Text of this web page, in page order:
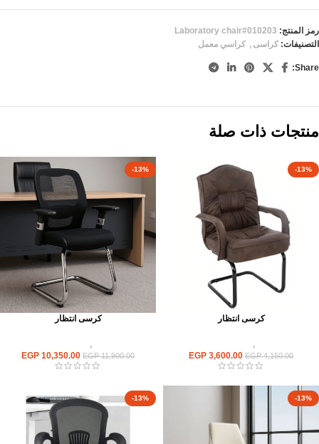
رمز المنتج: Laboratory chair#010203
التصنيفات: كراسى , كراسي معمل
Share:
منتجات ذات صلة
-13%
كرسى انتظار
,
EGP4,150.00
EGP 3,600.00
-13%
كرسى انتظار
,
EGP11,900.00
EGP 10,350.00
-13%
-13%